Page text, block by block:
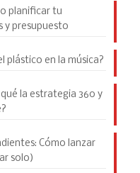
planificar tu
y presupuesto
plástico en la música?
la estrategia 360 y
Cómo lanzar
solo)